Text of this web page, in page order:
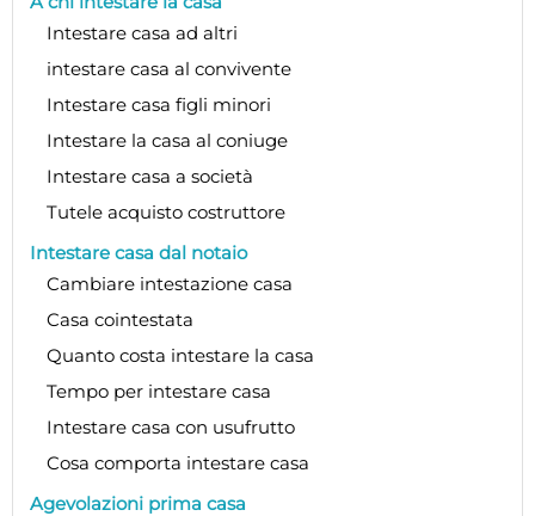
Intestare casa ad altri
intestare casa al convivente
Intestare casa figli minori
Intestare la casa al coniuge
Intestare casa a società
Tutele acquisto costruttore
Intestare casa dal notaio
Cambiare intestazione casa
Casa cointestata
Quanto costa intestare la casa
Tempo per intestare casa
Intestare casa con usufrutto
Cosa comporta intestare casa
Agevolazioni prima casa